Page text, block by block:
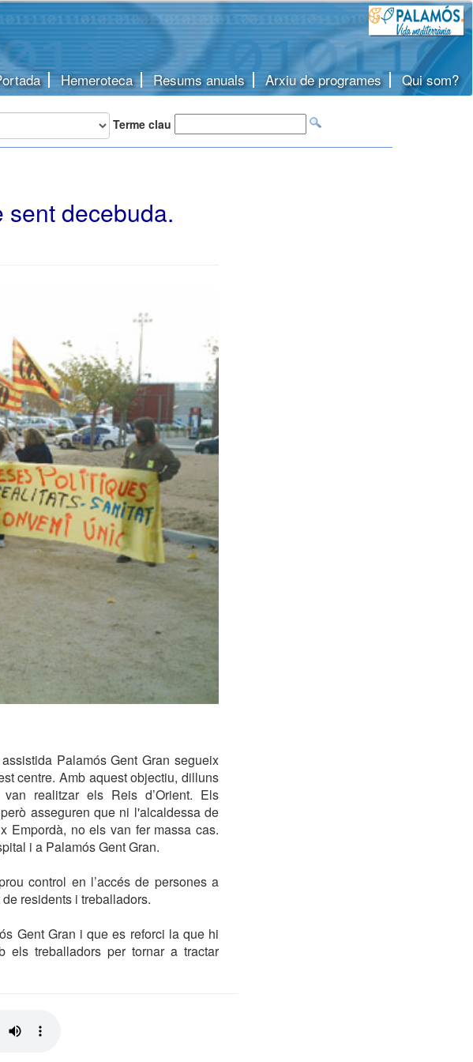
Hemeroteca Resums anuals Arxiu de programes Qui som?
Terme clau
sent decebuda.
Palamós Gent Gran segueix
centre. Amb aquest objectiu, dilluns
realitzar els Reis d’Orient. Els
asseguren que ni l'alcaldessa de
Empordà, no els van fer massa cas.
i a Palamós Gent Gran.
control en l’accés de persones a
residents i treballadors.
Gent Gran i que es reforci la que hi
els treballadors per tornar a tractar